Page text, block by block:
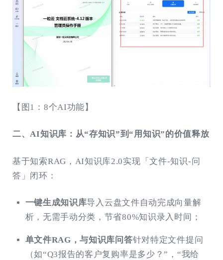
【图1：8个AI功能】
二、AI知识库：从“存知识”到“用知识”的价值释放
基于知索RAG，AI知识库2.0实现「文件-知识-问
答」闭环：
一键生成知识库导入云盘文件自动完成向量解
析，无需手动分类，节省80%知识录入时间；
单文件RAG，与知识库问答针对特定文件提问
（如“Q3报告的客户复购率是多少？”，“我给